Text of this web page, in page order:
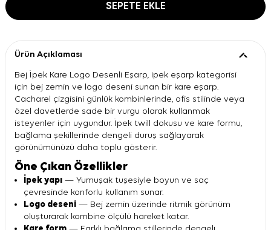
SEPETE EKLE
Ürün Açıklaması
Bej İpek Kare Logo Desenli Eşarp, ipek eşarp kategorisi
için bej zemin ve logo deseni sunan bir kare eşarp.
Cacharel çizgisini günlük kombinlerinde, ofis stilinde veya
özel davetlerde sade bir vurgu olarak kullanmak
isteyenler için uygundur. İpek twill dokusu ve kare formu,
bağlama şekillerinde dengeli duruş sağlayarak
görünümünüzü daha toplu gösterir.
Öne Çıkan Özellikler
İpek yapı — Yumuşak tuşesiyle boyun ve saç
çevresinde konforlu kullanım sunar.
Logo deseni — Bej zemin üzerinde ritmik görünüm
oluşturarak kombine ölçülü hareket katar.